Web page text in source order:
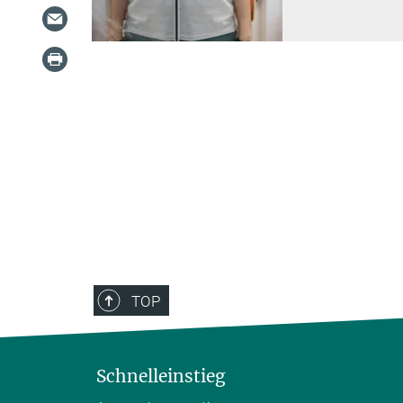
TOP
Schnelleinstieg